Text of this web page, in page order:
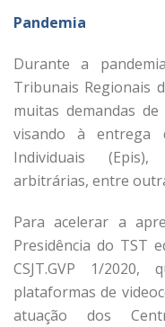
Pandemia
Durante a
Tribunais Regionais
muitas demandas
visando à entrega
Individuais
arbitrárias, entre
Para acelerar a
Presidência do TST
CSJT.GVP 1/
plataformas de
atuação dos